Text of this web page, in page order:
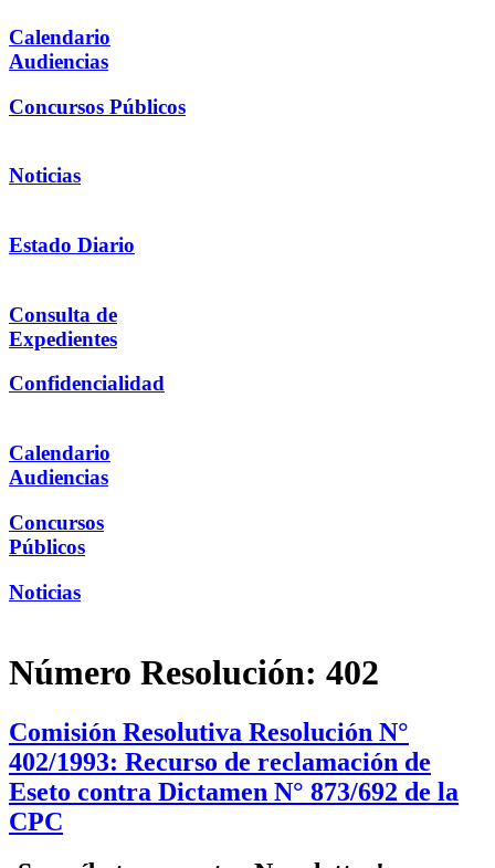
Calendario
Audiencias
Concursos Públicos
Noticias
Estado Diario
Consulta de
Expedientes
Confidencialidad
Calendario
Audiencias
Concursos
Públicos
Noticias
Número Resolución: 402
Comisión Resolutiva Resolución N°
402/1993: Recurso de reclamación de
Eseto contra Dictamen N° 873/692 de la
CPC